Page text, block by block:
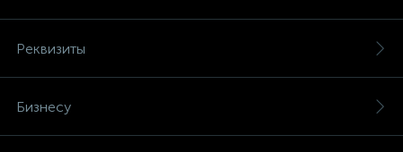
Реквизиты
Бизнесу